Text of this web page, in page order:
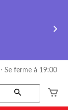
⋅ Se ferme à 19:00